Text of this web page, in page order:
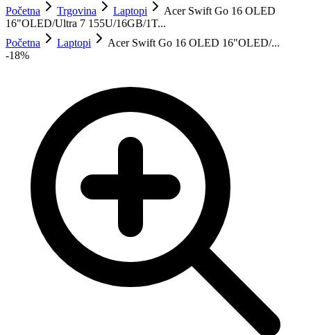
Početna
Trgovina Laptopi
Acer Swift Go 16 OLED
16"OLED/Ultra 7 155U/16GB/1T...
Početna
Laptopi
Acer Swift Go 16 OLED 16"OLED/...
-18%